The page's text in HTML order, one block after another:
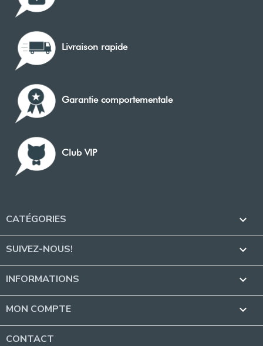
Livraison rapide
Garantie comportementale
Club VIP
CATÉGORIES 
SUIVEZ-NOUS! 
INFORMATIONS 
MON COMPTE 
CONTACT